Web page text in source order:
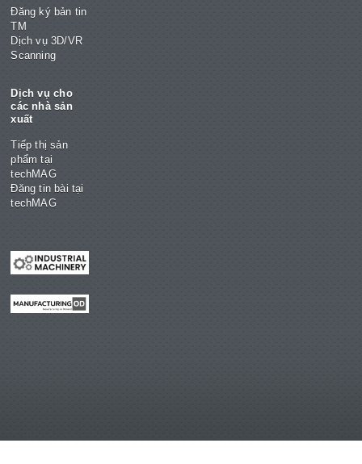
Đăng ký bản tin
TM
Dịch vụ 3D/VR
Scanning
Dịch vụ cho
các nhà sản
xuất
Tiếp thị sản
phẩm tại
techMAG
Đăng tin bài tại
techMAG